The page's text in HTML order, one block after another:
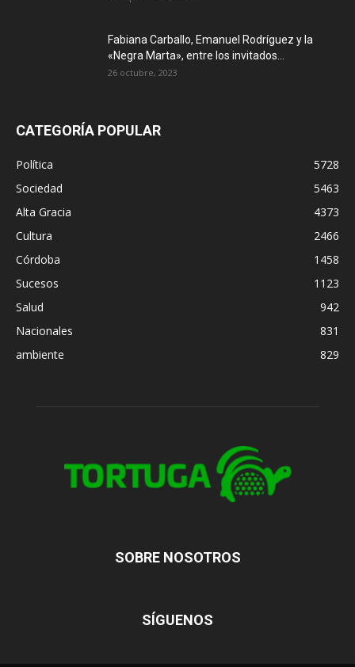
Fabiana Carballo, Emanuel Rodríguez y la
«Negra Marta», entre los invitados...
26 octubre, 2023
CATEGORÍA POPULAR
Política
5728
Sociedad
5463
Alta Gracia
4373
Cultura
2466
Córdoba
1458
Sucesos
1123
Salud
942
Nacionales
831
ambiente
829
SOBRE NOSOTROS
SÍGUENOS